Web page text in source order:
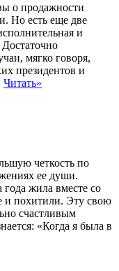
о продажности
Но есть еще две
и
Достаточно
мягко говоря,
президентов и
Читать»
четкость по
ее души.
жила вместе со
и похитили. Эту свою
счастливым
«Когда я была в